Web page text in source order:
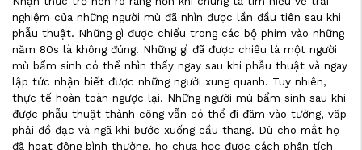
nghiệm của những người mù đã nhìn được lần đầu tiên sau khi
phẫu thuật. Những gì được chiếu trong các bộ phim vào những
năm 80s là không đúng. Những gì đã được chiếu là một người
mù bẩm sinh có thể nhìn thấy ngay sau khi phẫu thuật và ngay
lập tức nhận biết được những người xung quanh. Tuy nhiên,
thực tế hoàn toàn ngược lại. Những người mù bẩm sinh sau khi
được phẫu thuật thành công vẫn có thể đi đâm vào tường, vấp
phải đồ đạc và ngã khi bước xuống cầu thang. Dù cho mắt họ
đã hoạt động bình thường, họ chưa học được cách phân tích